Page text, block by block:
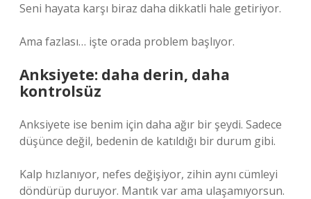
Seni hayata karşı biraz daha dikkatli hale getiriyor.
Ama fazlası… işte orada problem başlıyor.
Anksiyete: daha derin, daha
kontrolsüz
Anksiyete ise benim için daha ağır bir şeydi. Sadece
düşünce değil, bedenin de katıldığı bir durum gibi.
Kalp hızlanıyor, nefes değişiyor, zihin aynı cümleyi
döndürüp duruyor. Mantık var ama ulaşamıyorsun.